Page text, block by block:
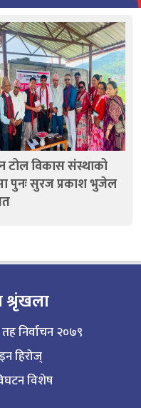
टोल विकास संस्थाको
पुनः सुरज प्रकाश भुजेल
श्रृंखला
निर्वाचन २०७९
हिरोज्
विशेष